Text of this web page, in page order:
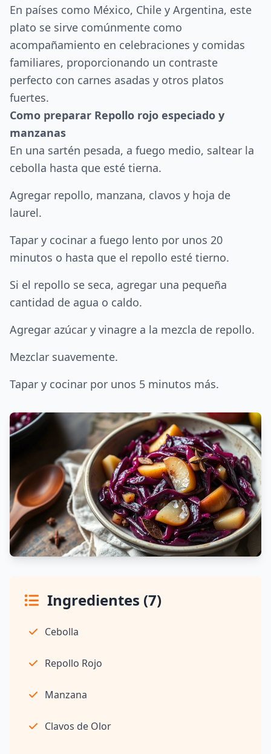
En países como México, Chile y Argentina, este
plato se sirve comúnmente como
acompañamiento en celebraciones y comidas
familiares, proporcionando un contraste
perfecto con carnes asadas y otros platos
fuertes.
Como preparar Repollo rojo especiado y
manzanas
En una sartén pesada, a fuego medio, saltear la
cebolla hasta que esté tierna.
Agregar repollo, manzana, clavos y hoja de
laurel.
Tapar y cocinar a fuego lento por unos 20
minutos o hasta que el repollo esté tierno.
Si el repollo se seca, agregar una pequeña
cantidad de agua o caldo.
Agregar azúcar y vinagre a la mezcla de repollo.
Mezclar suavemente.
Tapar y cocinar por unos 5 minutos más.
Ingredientes (7)
Cebolla
Repollo Rojo
Manzana
Clavos de Olor